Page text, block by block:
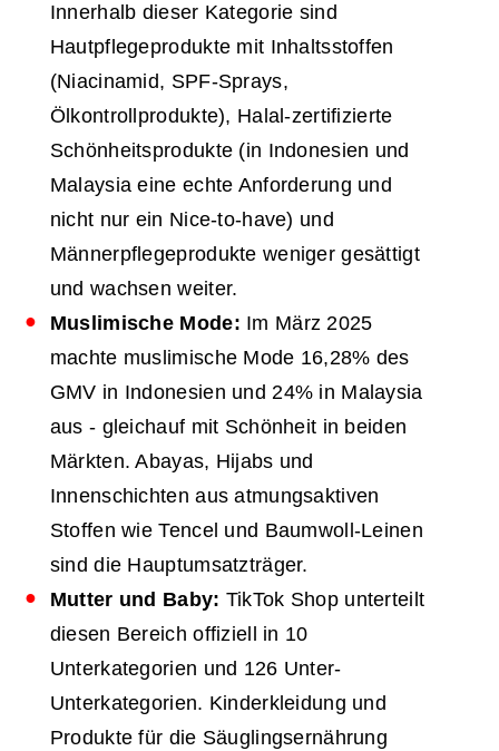
Innerhalb dieser Kategorie sind
Hautpflegeprodukte mit Inhaltsstoffen
(Niacinamid, SPF-Sprays,
Ölkontrollprodukte), Halal-zertifizierte
Schönheitsprodukte (in Indonesien und
Malaysia eine echte Anforderung und
nicht nur ein Nice-to-have) und
Männerpflegeprodukte weniger gesättigt
und wachsen weiter.
Muslimische Mode: Im März 2025
machte muslimische Mode 16,28% des
GMV in Indonesien und 24% in Malaysia
aus - gleichauf mit Schönheit in beiden
Märkten. Abayas, Hijabs und
Innenschichten aus atmungsaktiven
Stoffen wie Tencel und Baumwoll-Leinen
sind die Hauptumsatzträger.
Mutter und Baby: TikTok Shop unterteilt
diesen Bereich offiziell in 10
Unterkategorien und 126 Unter-
Unterkategorien. Kinderkleidung und
Produkte für die Säuglingsernährung